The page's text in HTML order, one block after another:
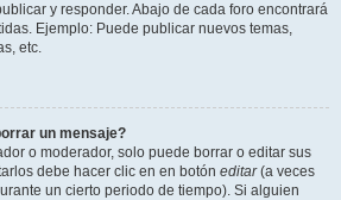
y responder. Abajo de cada foro encontrará
Ejemplo: Puede publicar nuevos temas,
etc.
un mensaje?
o moderador, solo puede borrar o editar sus
debe hacer clic en en botón editar(a veces
un cierto periodo de tiempo). Si alguien